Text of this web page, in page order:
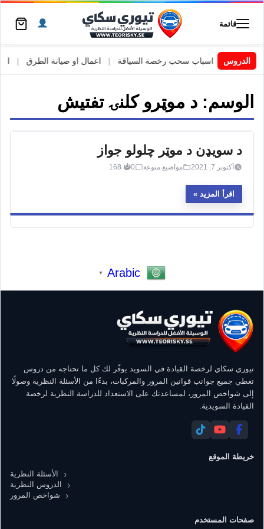
قائمة
الدروسالسويد | اسباب سحب رخصة السياقة اعمال او صيانة الطرق
الوسم: د موټرو کلنۍ تفتیش
د سویډن د موټر چلولو جواز
أكتوبر 7, 2021 مواضيع منوعة 0
168
اقرأ المزيد
Arabic
▼
تيوري سكاي لرخصة القيادة في السويد يوفّر لك كل ما تحتاجه من دروس
تغطي جميع جوانب قوانين المرور والمركبات، بدءًا من الأسئلة النظرية وصولًا
إلى شواخص المرور، لمساعدتك على الاستعداد للدراسة النظرية لرخصة
القيادة السويدية.
خريطة الموقع
الأسئلة النظرية
الدروس النظرية
شواخص المرور
صفحات المستخدم